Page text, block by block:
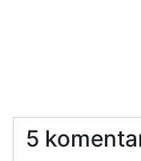
5